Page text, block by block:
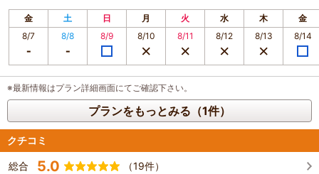
金 土 日 月 火 水 木
金
8/7
8/8 8/9 8/10 8/11 8/12 8/13 8/14
※最新情報はプラン詳細画面にてご確認下さい。
プランをもっとみる（1件）
クチコミ
総合 5.0 （19件）